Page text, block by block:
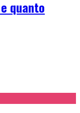
quanto